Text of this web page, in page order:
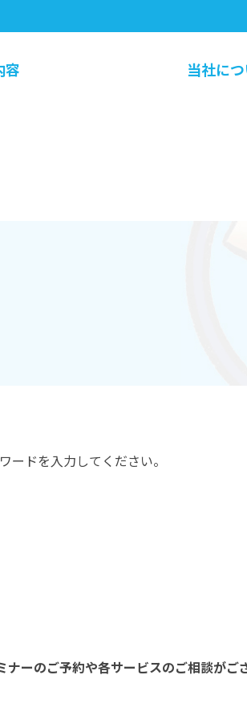
容 当社に
ードを入力してください。
ナーのご予約や各サービスのご相談がご